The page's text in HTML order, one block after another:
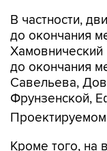
В частности,
до окончания
Хамовнический
до окончания
Савельева,
Фрунзенской,
Кроме того, на